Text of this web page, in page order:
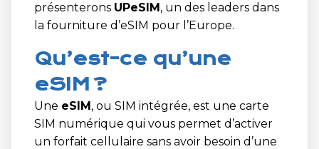
présenterons UPeSIM, un des leaders dans
la fourniture d’eSIM pour l’Europe.
Qu’est-ce qu’une
eSIM ?
Une eSIM, ou SIM intégrée, est une carte
SIM numérique qui vous permet d’activer
un forfait cellulaire sans avoir besoin d’une